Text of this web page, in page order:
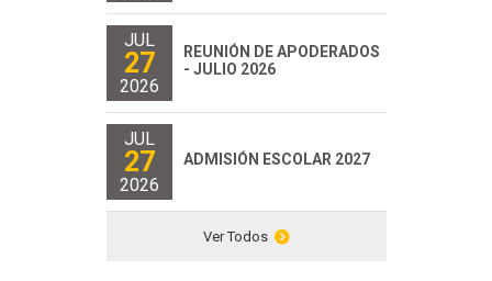
JUL
27
2026
REUNIÓN DE APODERADOS
- JULIO 2026
JUL
27
2026
ADMISIÓN ESCOLAR 2027
Ver Todos